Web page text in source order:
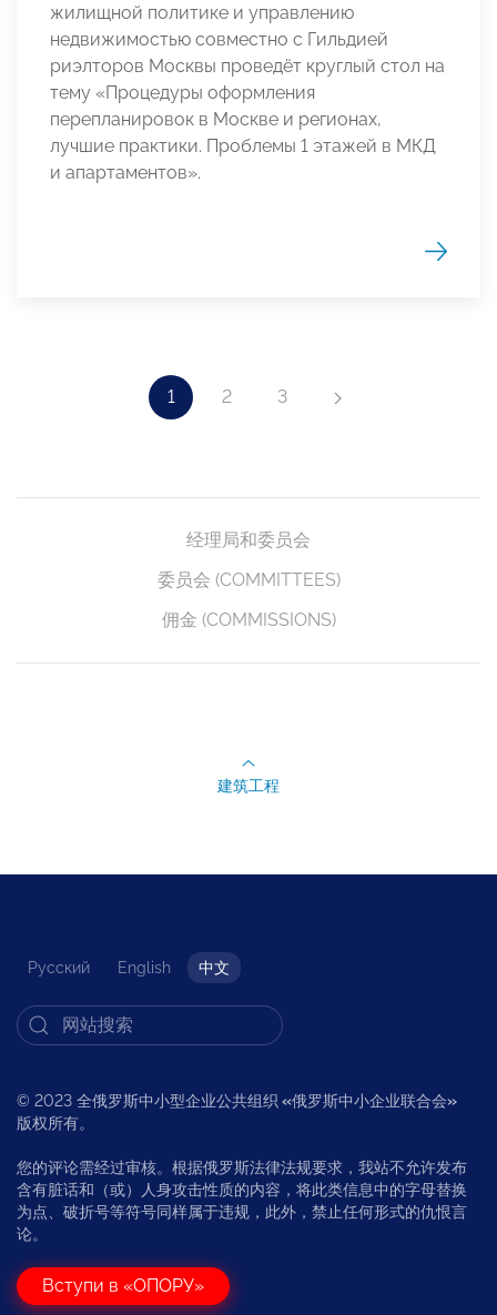
жилищной политике и управлению
недвижимостью совместно с Гильдией
риэлторов Москвы проведёт круглый стол на
тему «Процедуры оформления
перепланировок в Москве и регионах,
лучшие практики. Проблемы 1 этажей в МКД
и апартаментов».
1 2 3
经理局和委员会
委员会 (COMMITTEES)
佣金 (COMMISSIONS)
建筑工程
Русский English 中文
© 2023 全俄罗斯中小型企业公共组织 «俄罗斯中小企业联合会»
版权所有。
您的评论需经过审核。根据俄罗斯法律法规要求，我站不允许发布
含有脏话和（或）人身攻击性质的内容，将此类信息中的字母替换
为点、破折号等符号同样属于违规，此外，禁止任何形式的仇恨言
论。
Вступи в «ОПОРУ»